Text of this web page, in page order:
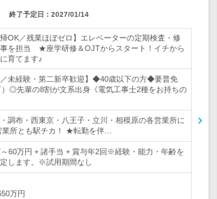
終了予定日： 2027/01/14
帰OK／残業ほぼゼロ】エレベーターの定期検査・修
を担当 ★座学研修＆OJTからスタート！イチから
育てます♪
／未経験・第二新卒歓迎】◆40歳以下の方◆要普免
）◎先輩の8割が文系出身《電気工事士2種をお持ちの
調布・西東京・八王子・立川・相模原の各営業所に
所とも駅チカ！ ★転勤を伴…
～60万円 + 諸手当 + 賞与年2回※経験・能力・年齢を
します。※試用期間なし
万円